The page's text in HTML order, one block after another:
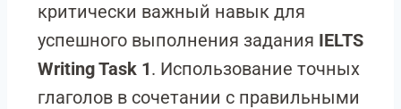
критически важный навык для
успешного выполнения задания IELTS
Writing Task 1. Использование точных
глаголов в сочетании с правильными